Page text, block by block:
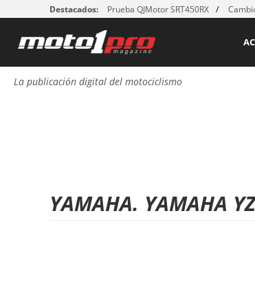
Destacados: Prueba QJMotor SRT450RX
La publicación digital del motociclismo
YAMAHA. YAMAHA